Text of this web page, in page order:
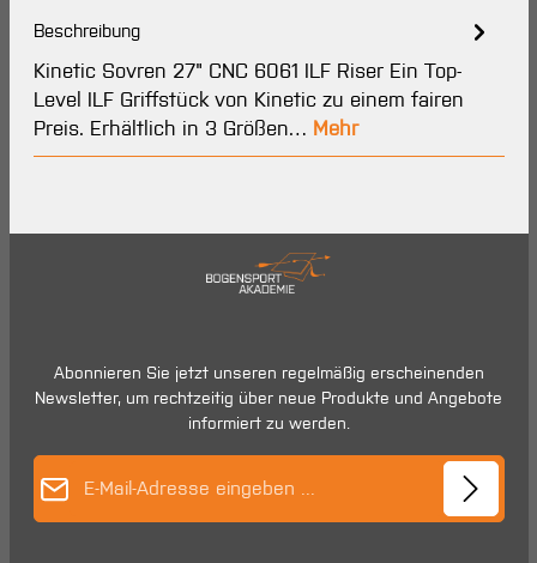
Beschreibung
Kinetic Sovren 27" CNC 6061 ILF Riser Ein Top-
Level ILF Griffstück von Kinetic zu einem fairen
Preis. Erhältlich in 3 Größen… Mehr
Abonnieren Sie jetzt unseren regelmäßig erscheinenden
Newsletter, um rechtzeitig über neue Produkte und Angebote
informiert zu werden.